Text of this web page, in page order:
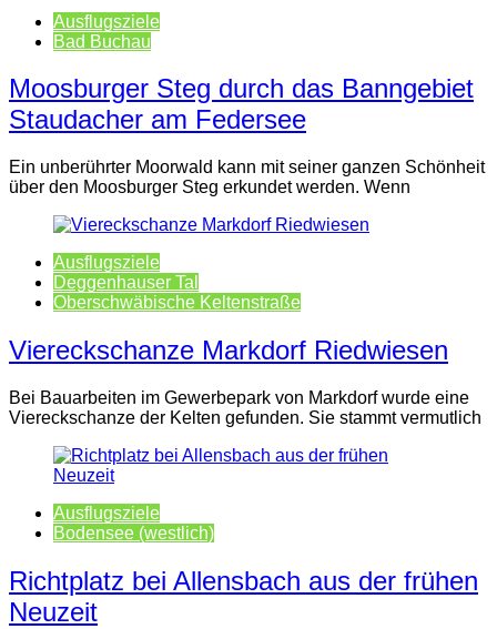
Ausflugsziele
Bad Buchau
Moosburger Steg durch das Banngebiet
Staudacher am Federsee
Ein unberührter Moorwald kann mit seiner ganzen Schönheit
über den Moosburger Steg erkundet werden. Wenn
Ausflugsziele
Deggenhauser Tal
Oberschwäbische Keltenstraße
Viereckschanze Markdorf Riedwiesen
Bei Bauarbeiten im Gewerbepark von Markdorf wurde eine
Viereckschanze der Kelten gefunden. Sie stammt vermutlich
Ausflugsziele
Bodensee (westlich)
Richtplatz bei Allensbach aus der frühen
Neuzeit